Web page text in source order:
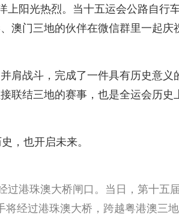
上阳光热烈。当十五运会公路自行
澳门三地的伙伴在微信群里一起庆
肩战斗，完成了一件具有历史意
联结三地的赛事，也是全运会历史
，也开启未来。
过港珠澳大桥闸口。当日，第十五
将经过港珠澳大桥，跨越粤港澳三